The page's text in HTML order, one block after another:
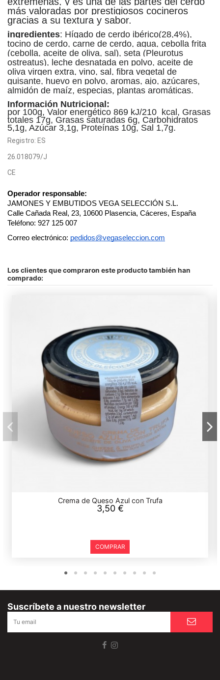
más valoradas por prestigiosos cocineros
gracias a su textura y sabor.
ingredientes: Hígado de cerdo ibérico(28,4%),
tocino de cerdo, carne de cerdo, agua, cebolla frita
(cebolla, aceite de oliva, sal), seta (Pleurotus
ostreatus), leche desnatada en polvo, aceite de
oliva virgen extra, vino, sal, fibra vegetal de
guisante, huevo en polvo, aromas, ajo, azúcares,
almidón de maíz, especias, plantas aromáticas.
Información Nutricional:
por 100g, Valor energético 869 kJ/210 kcal, Grasas
totales 17g, Grasas saturadas 6g, Carbohidratos
5,1g, Azúcar 3,1g, Proteínas 10g, Sal 1,7g.
Registro: ES
26.018079/J
CE
Operador responsable:
JAMONES Y EMBUTIDOS VEGA SELECCIÓN S.L.
Calle Cañada Real, 23, 10600 Plasencia, Cáceres, España
Teléfono: 927 125 007
Correo electrónico: pedidos@vegaseleccion.com
Valores del producto
Sin gluten
En stock 8 Artículos
Los clientes que compraron este producto también han
comprado:
Crema de Queso Azul con Trufa
3,50 €
COMPRAR
Suscríbete a nuestro newsletter